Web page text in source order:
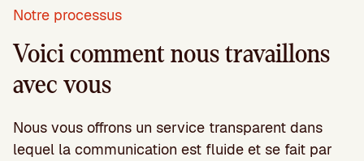
Notre processus
Voici comment nous travaillons
avec vous
Nous vous offrons un service transparent dans
lequel la communication est fluide et se fait par